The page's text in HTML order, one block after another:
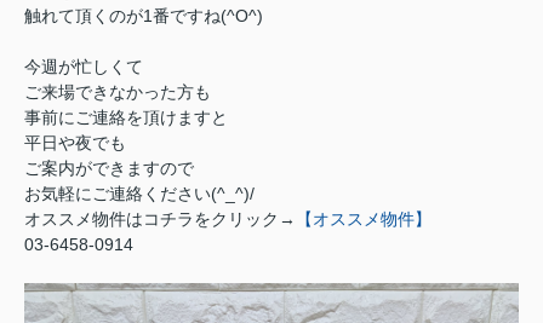
触れて頂くのが1番ですね(^O^)
今週が忙しくて
ご来場できなかった方も
事前にご連絡を頂けますと
平日や夜でも
ご案内ができますので
お気軽にご連絡ください(^_^)/
オススメ物件はコチラをクリック→
【オススメ物件】
03-6458-0914